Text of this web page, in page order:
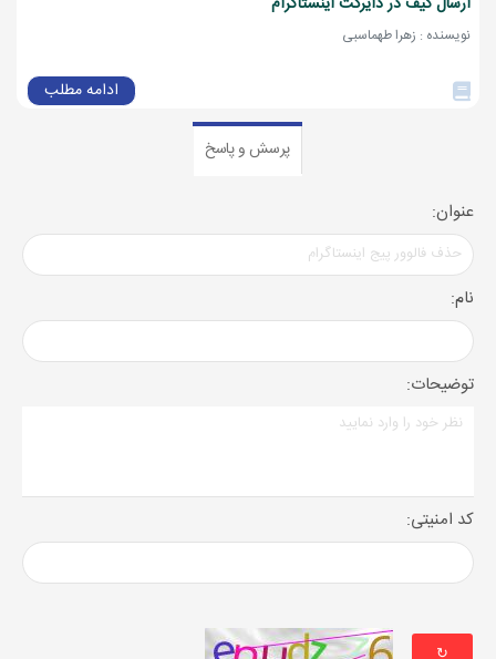
نویسنده : زهرا طهماسبی
ادامه مطلب
پرسش و پاسخ
عنوان:
نام:
توضیحات:
کد امنیتی: